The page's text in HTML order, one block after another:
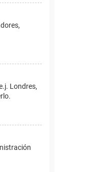
Londres,